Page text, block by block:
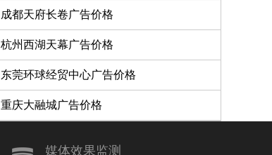
成都天府长卷广告价格
杭州西湖天幕广告价格
东莞环球经贸中心广告价格
重庆大融城广告价格
媒体效果监测